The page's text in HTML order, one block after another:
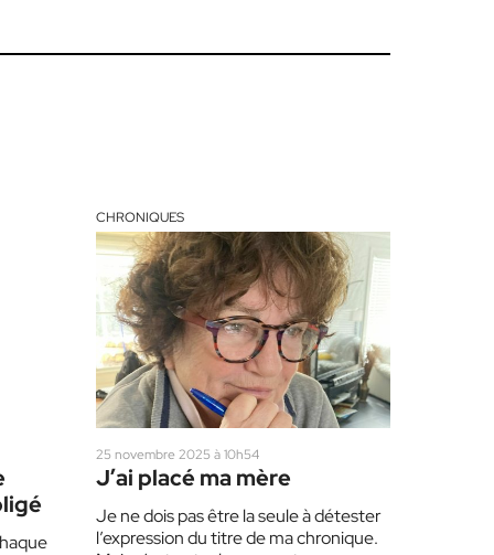
CHRONIQUES
25 novembre 2025 à 10h54
J’ai placé ma mère
Je ne dois pas être la seule à détester
l’expression du titre de ma chronique.